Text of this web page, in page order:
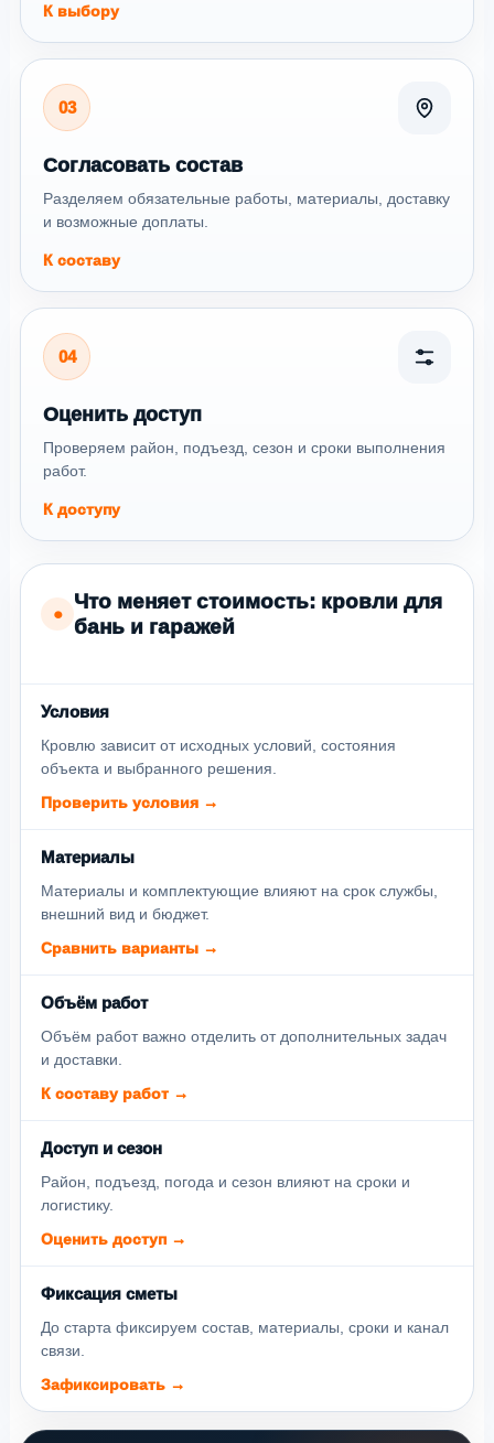
К выбору
03
Согласовать состав
Разделяем обязательные работы, материалы, доставку
и возможные доплаты.
К составу
04
Оценить доступ
Проверяем район, подъезд, сезон и сроки выполнения
работ.
К доступу
●
Что меняет стоимость: кровли для
бань и гаражей
Условия
Кровлю зависит от исходных условий, состояния
объекта и выбранного решения.
Проверить условия →
Материалы
Материалы и комплектующие влияют на срок службы,
внешний вид и бюджет.
Сравнить варианты →
Объём работ
Объём работ важно отделить от дополнительных задач
и доставки.
К составу работ →
Доступ и сезон
Район, подъезд, погода и сезон влияют на сроки и
логистику.
Оценить доступ →
Фиксация сметы
До старта фиксируем состав, материалы, сроки и канал
связи.
Зафиксировать →